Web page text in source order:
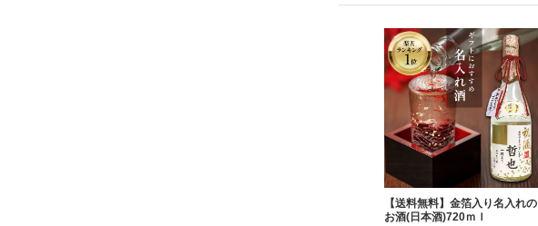
【送料無料】金箔入り名入れの
お酒(日本酒)720ｍｌ